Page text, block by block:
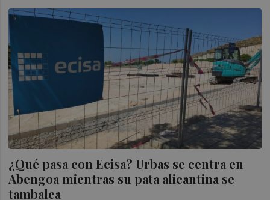
¿Qué pasa con Ecisa? Urbas se centra en
Abengoa mientras su pata alicantina se
tambalea